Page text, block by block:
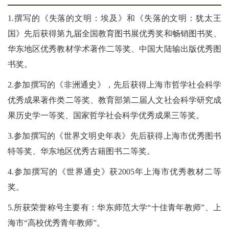
1.撰写的《失落的文明：埃及》和《失落的文明：犹太王
国》先后获得第九届全国教育图书展优秀奖和畅销图书奖、
华东地区优秀教材学术著作二等奖、中国大陆输出版优秀图
书奖。
2.参加撰写的《非洲通史》，先后获得上海市哲学社会科学
优秀成果著作类二等奖、教育部第二届人文社会科学研究成
果历史学一等奖、国家哲学社会科学优秀成果三等奖。
3.参加撰写的《世界文明史年表》先后获得上海市优秀图书
特等奖、华东地区优秀古籍图书二等奖。
4.参加撰写的《世界通史》获2005年上海市优秀教材二等
奖。
5.所获荣誉称号主要有：华东师范大学“十佳青年教师”、上
海市“高校优秀青年教师”。